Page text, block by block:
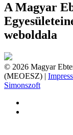
A Magyar
weboldala
© 2026 Magyar
(MEOESZ) |
Simonszoft